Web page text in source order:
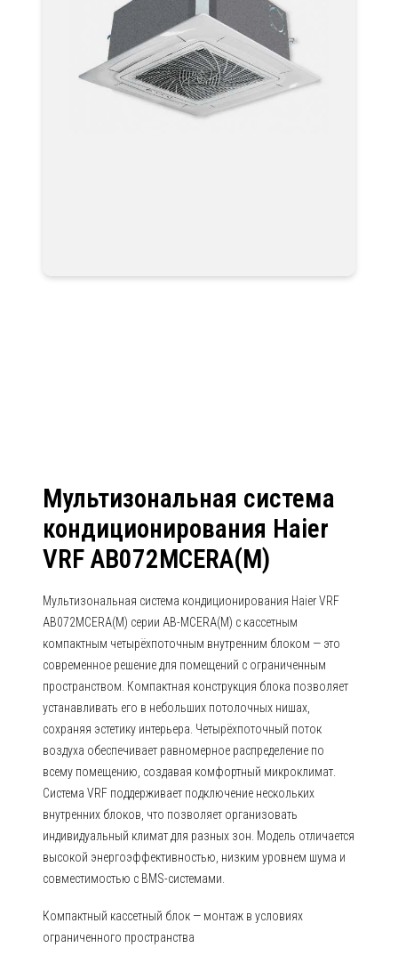
Мультизональная система
кондиционирования Haier
VRF AB072MCERA(M)
Мультизональная система кондиционирования Haier VRF
AB072MCERA(M) серии AB-MCERA(M) с кассетным
компактным четырёхпоточным внутренним блоком — это
современное решение для помещений с ограниченным
пространством. Компактная конструкция блока позволяет
устанавливать его в небольших потолочных нишах,
сохраняя эстетику интерьера. Четырёхпоточный поток
воздуха обеспечивает равномерное распределение по
всему помещению, создавая комфортный микроклимат.
Система VRF поддерживает подключение нескольких
внутренних блоков, что позволяет организовать
индивидуальный климат для разных зон. Модель отличается
высокой энергоэффективностью, низким уровнем шума и
совместимостью с BMS-системами.
Компактный кассетный блок — монтаж в условиях
ограниченного пространства